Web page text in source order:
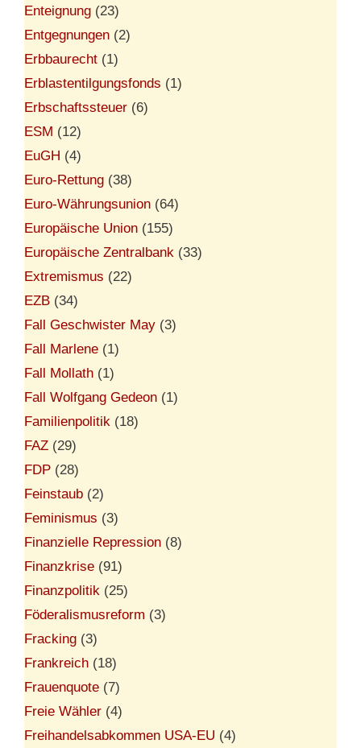
Enteignung (23)
Entgegnungen (2)
Erbbaurecht (1)
Erblastentilgungsfonds (1)
Erbschaftssteuer (6)
ESM (12)
EuGH (4)
Euro-Rettung (38)
Euro-Währungsunion (64)
Europäische Union (155)
Europäische Zentralbank (33)
Extremismus (22)
EZB (34)
Fall Geschwister May (3)
Fall Marlene (1)
Fall Mollath (1)
Fall Wolfgang Gedeon (1)
Familienpolitik (18)
FAZ (29)
FDP (28)
Feinstaub (2)
Feminismus (3)
Finanzielle Repression (8)
Finanzkrise (91)
Finanzpolitik (25)
Föderalismusreform (3)
Fracking (3)
Frankreich (18)
Frauenquote (7)
Freie Wähler (4)
Freihandelsabkommen USA-EU (4)